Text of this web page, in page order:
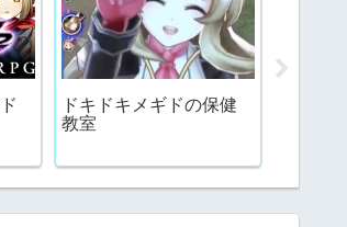
ドキドキメギドの保健
教室